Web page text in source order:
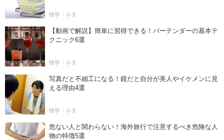
雑学・ネタ
【動画で解説】簡単に習得できる！バーテンダーの基本テ
クニック6選
雑学・ネタ
写真だと不細工になる！鏡だと自分が美人やイケメンに見
える理由4選
雑学・ネタ
危ない人と関わらない！海外旅行で注意するべき危険な人
物の特徴5選